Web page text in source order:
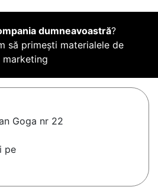
dumneavoastră?
să primești materialele de
marketing
Goga nr 22
pe